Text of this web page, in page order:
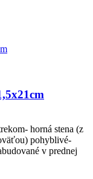
horná stena (z
pohyblivé-
v prednej